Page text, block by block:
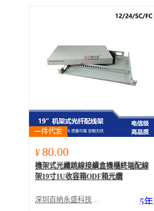
¥ 80.00
機架式光纖跳線接續盒機櫃終端配線
架19寸1U收容箱ODF箱光纜
深圳百納永盛科技有限公司 5年